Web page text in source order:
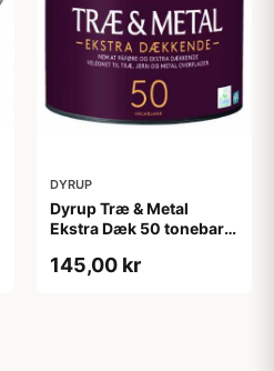
DYRUP
Dyrup Træ & Metal
Ekstra Dæk 50 tonebar
145,00 kr